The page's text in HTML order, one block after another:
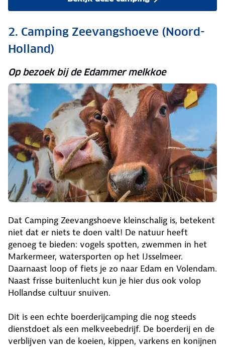
2. Camping Zeevangshoeve (Noord-
Holland)
Op bezoek bij de Edammer melkkoe
Dat Camping Zeevangshoeve kleinschalig is, betekent
niet dat er niets te doen valt! De natuur heeft
genoeg te bieden: vogels spotten, zwemmen in het
Markermeer, watersporten op het IJsselmeer.
Daarnaast loop of fiets je zo naar Edam en Volendam.
Naast frisse buitenlucht kun je hier dus ook volop
Hollandse cultuur snuiven.
Dit is een echte boerderijcamping die nog steeds
dienstdoet als een melkveebedrijf. De boerderij en de
verblijven van de koeien, kippen, varkens en konijnen